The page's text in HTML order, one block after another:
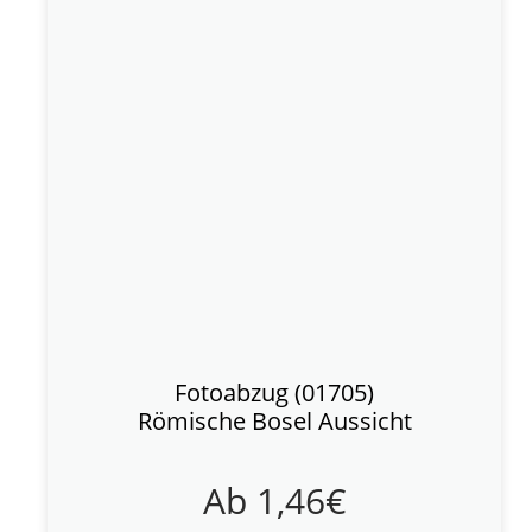
Fotoabzug (01705)
Römische Bosel Aussicht
Ab 1,46€